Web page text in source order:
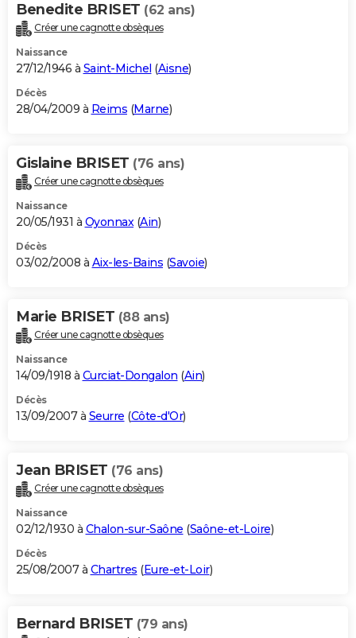
Benedite BRISET (62 ans)
Créer une cagnotte obsèques
Naissance
27/12/1946 à Saint-Michel (Aisne)
Décès
28/04/2009 à Reims (Marne)
Gislaine BRISET (76 ans)
Créer une cagnotte obsèques
Naissance
20/05/1931 à Oyonnax(Ain)
Décès
03/02/2008 à Aix-les-Bains (Savoie)
Marie BRISET (88 ans)
Créer une cagnotte obsèques
Naissance
14/09/1918 à Curciat-Dongalon (Ain)
Décès
13/09/2007 à Seurre (Côte-d'Or)
Jean BRISET (76 ans)
Créer une cagnotte obsèques
Naissance
02/12/1930 à Chalon-sur-Saône (Saône-et-Loire)
Décès
25/08/2007 à Chartres (Eure-et-Loir)
Bernard BRISET (79 ans)